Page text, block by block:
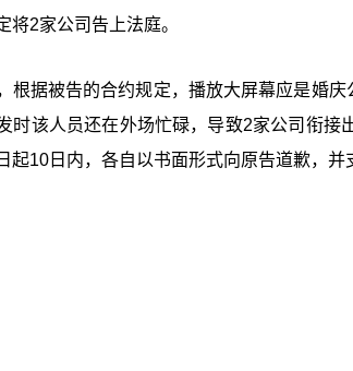
将2家公司告上法庭。
根据被告的合约规定，播放大屏幕应是婚
时该人员还在外场忙碌，导致2家公司衔接
起10日内，各自以书面形式向原告道歉，